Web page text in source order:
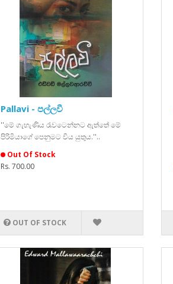
Pallavi - පල්ලවී
''මේ ගැහැණිය රැවටෙන්නට ඇත්තේ මේ
පිරිමියාගේ පෙනුමට විය යුතුය.''..
Out Of Stock
Rs. 700.00
OUT OF STOCK